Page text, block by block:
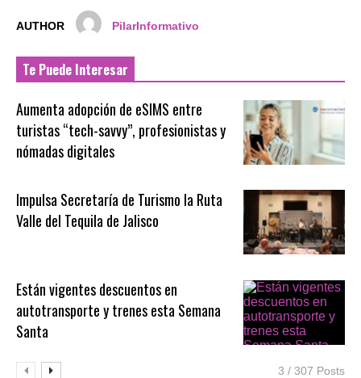
AUTHOR PilarInformativo
Te Puede Interesar
Aumenta adopción de eSIMS entre
turistas “tech-savvy”, profesionistas y
nómadas digitales
Impulsa Secretaría de Turismo la Ruta
Valle del Tequila de Jalisco
Están vigentes descuentos en
autotransporte y trenes esta Semana
Santa
3 / 307 Posts